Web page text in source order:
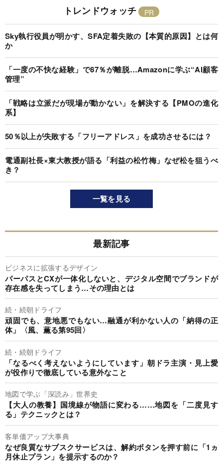
トレンドウォッチ
Sky執行役員が明かす、SFA定着失敗の【本質的原因】とは何
か
「一度の不快な経験」で87％が離脱…Amazonに学ぶ“AI顧客
管理”
「戦略は立派だが現場が動かない」を解決する【PMOの進化
系】
50％以上が失敗する「フリーアドレス」を成功させるには？
電通副社長×東大教授が語る「利益の松竹梅」なぜ松を狙うべ
き？
一覧を見る
最新記事
ビジネスに拡張するデザイン
パーパスとCXが一体化しないと、デジタル空間でブランドが
存在感を失ってしまう…その理由とは
続・続朝ドライフ
頑固でも、意地悪でもない…融通が利かない人の「納得の正
体」〈風、薫る第95回〉
続・続朝ドライフ
「なるべく考えないようにしています」朝ドラ主演・見上愛
が役作りで徹底している意外なこと
地図で学ぶ「深読み」世界史
【大人の教養】国境線が物語に変わる……地図を「二度見す
る」テクニックとは？
客単価アップ大事典
なぜ良質なサブスクサービスは、解約ボタンを押す前に「1ヵ
月休止プラン」を提示するのか？